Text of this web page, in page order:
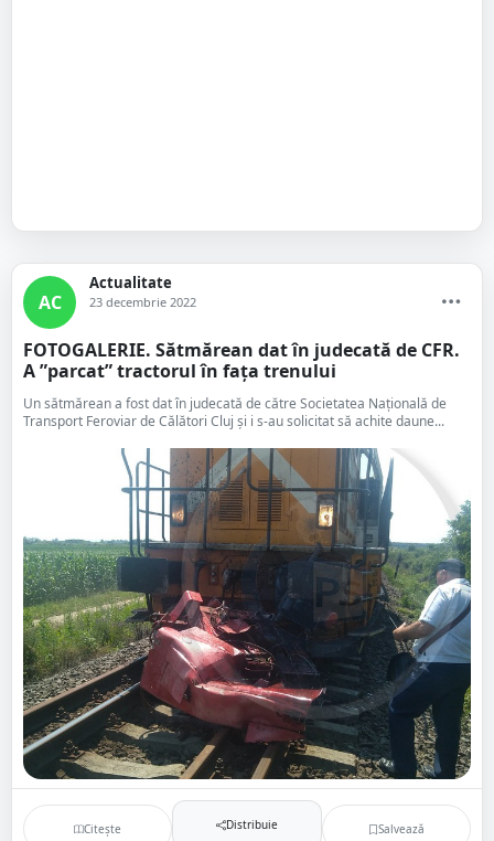
AC
Actualitate
23 decembrie 2022
FOTOGALERIE. Sătmărean dat în judecată de CFR.
A ”parcat” tractorul în fața trenului
Un sătmărean a fost dat în judecată de către Societatea Națională de
Transport Feroviar de Călători Cluj și i s-au solicitat să achite daune...
Citește Distribuie Salvează